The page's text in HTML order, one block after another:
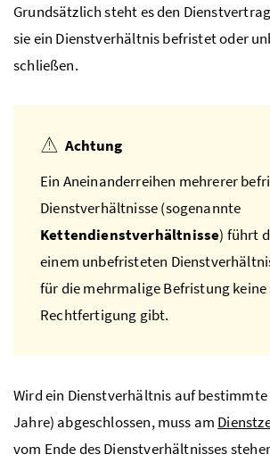
Grundsätzlich steht es den
sie ein Dienstverhältnis befristet oder
schließen.
Achtung
Ein Aneinanderreihen mehrerer
Dienstverhältnisse (sogenannte
Kettendienstverhältnisse) führt
einem unbefristeten
für die mehrmalige Befristung
Rechtfertigung gibt.
Wird ein Dienstverhältnis auf bestimmte
Jahre) abgeschlossen, muss am
vom Ende des Dienstverhältnisses